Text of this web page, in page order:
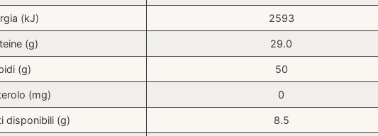
(kJ) 2593
(g) 29.0
(g) 50
(mg) 0
disponibili (g) 8.5